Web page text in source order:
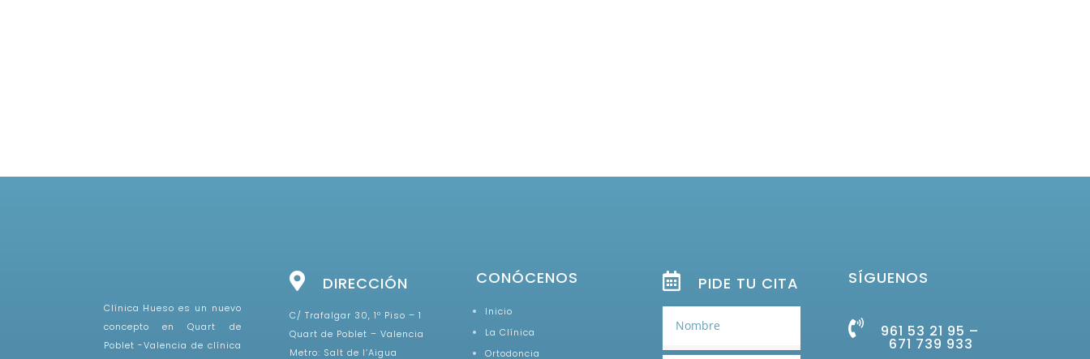
Clínica Hueso es un nuevo
concepto en Quart de
Poblet -Valencia de clínica
DIRECCIÓN
C/ Trafalgar 30, 1º Piso – 1
Quart de Poblet – Valencia
Metro: Salt de l’Aigua
CONÓCENOS
Inicio
La Clínica
Ortodoncia
PIDE TU CITA SÍGUENOS
961 53 21 95 –
671 739 933